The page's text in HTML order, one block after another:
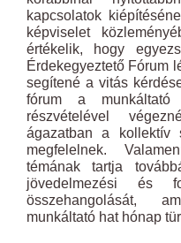
kapcsolatok
képviselet
értékelik, hogy
Érdekegyeztető Fórum
segítené a vitás
fórum a munkáltató
részvételével
ágazatban a kollektív
megfelelnek.
témának tartja
jövedelmezési és
összehangolását,
munkáltató hat hónap